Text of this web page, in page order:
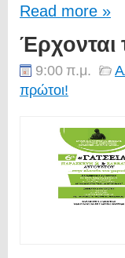
Read more »
Έρχονται
9:00 π.μ.
πρώτοι!